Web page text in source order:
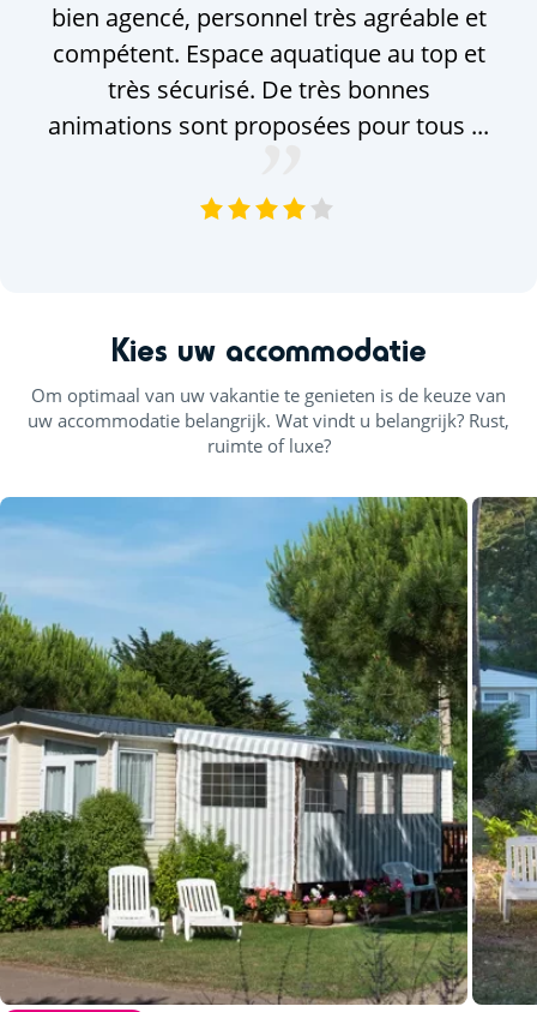
bien agencé, personnel très agréable et
compétent. Espace aquatique au top et
très sécurisé. De très bonnes
animations sont proposées pour tous ...
Kies uw accommodatie
Om optimaal van uw vakantie te genieten is de keuze van
uw accommodatie belangrijk. Wat vindt u belangrijk? Rust,
ruimte of luxe?